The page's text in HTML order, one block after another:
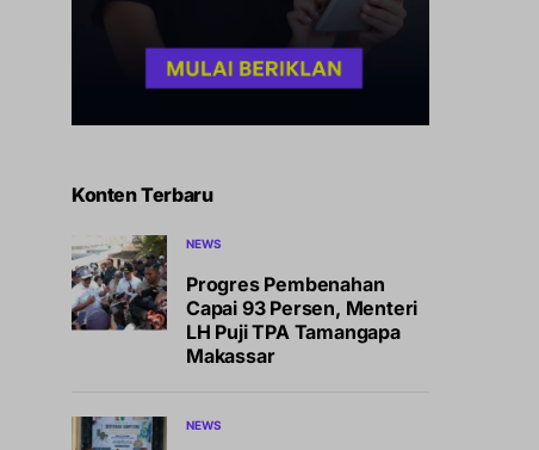
Konten Terbaru
NEWS
Progres Pembenahan
Capai 93 Persen, Menteri
LH Puji TPA Tamangapa
Makassar
NEWS